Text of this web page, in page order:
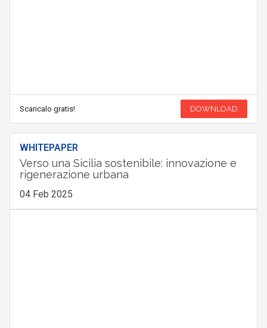
Scaricalo gratis! DOWNLOAD
WHITEPAPER
Verso una Sicilia sostenibile: innovazione e
rigenerazione urbana
04 Feb 2025